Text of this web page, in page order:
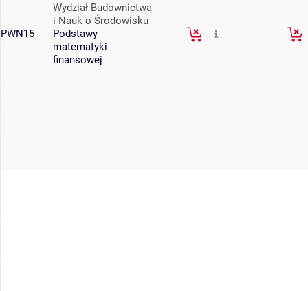
PWN15
Wydział Budownictwa
i Nauk o Środowisku
Podstawy
matematyki
finansowej